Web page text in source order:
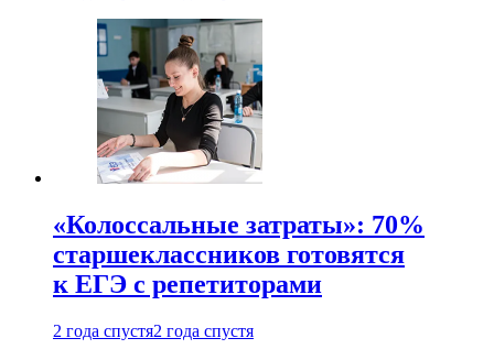
«Колоссальные затраты»: 70%
старшеклассников готовятся
к ЕГЭ с репетиторами
2 года спустя2 года спустя